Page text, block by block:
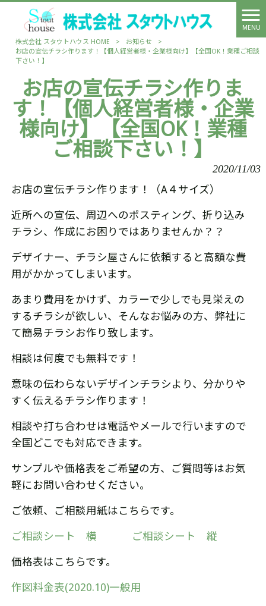
MENU
株式会社 スタウトハウス HOME
> お知らせ
>
お店の宣伝チラシ作ります！【個人経営者様・企業様向け】【全国OK！業種ご相談
下さい！】
お店の宣伝チラシ作りま
す！【個人経営者様・企業
様向け】【全国OK！業種
ご相談下さい！】
2020/11/03
お店の宣伝チラシ作ります！（A４サイズ）
近所への宣伝、周辺へのポスティング、折り込み
チラシ、作成にお困りではありませんか？？
デザイナー、チラシ屋さんに依頼すると高額な費
用がかかってしまいます。
あまり費用をかけず、カラーで少しでも見栄えの
するチラシが欲しい、そんなお悩みの方、弊社に
て簡易チラシお作り致します。
相談は何度でも無料です！
意味の伝わらないデザインチラシより、分かりや
すく伝えるチラシ作ります！
相談や打ち合わせは電話やメールで行いますので
全国どこでも対応できます。
サンプルや価格表をご希望の方、ご質問等はお気
軽にお問い合わせください。
ご依頼、ご相談用紙はこちらです。
ご相談シート 横 ご相談シート 縦
価格表はこちらです。
作図料金表(2020.10)一般用